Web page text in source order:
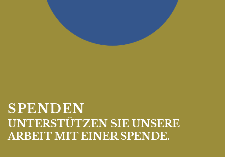
SPENDEN
UNTERSTÜTZEN SIE UNSERE
ARBEIT MIT EINER SPENDE.